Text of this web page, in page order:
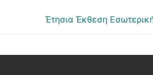
Έτησια Έκθεση